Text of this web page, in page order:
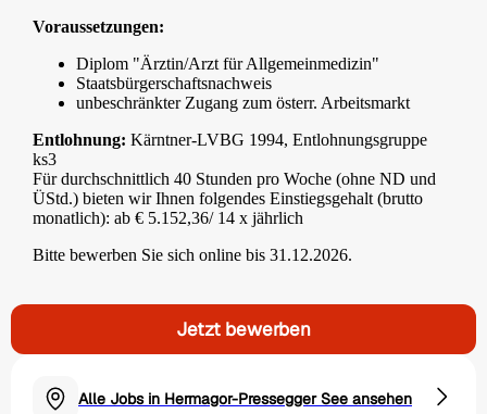
Voraussetzungen:
Diplom "Ärztin/Arzt für Allgemeinmedizin"
Staatsbürgerschaftsnachweis
unbeschränkter Zugang zum österr. Arbeitsmarkt
Entlohnung: Kärntner-LVBG 1994, Entlohnungsgruppe
ks3
Für durchschnittlich 40 Stunden pro Woche (ohne ND und
ÜStd.) bieten wir Ihnen folgendes Einstiegsgehalt (brutto
monatlich): ab € 5.152,36/ 14 x jährlich
Bitte bewerben Sie sich online bis 31.12.2026.
Jetzt bewerben
Alle Jobs in Hermagor-Pressegger See ansehen